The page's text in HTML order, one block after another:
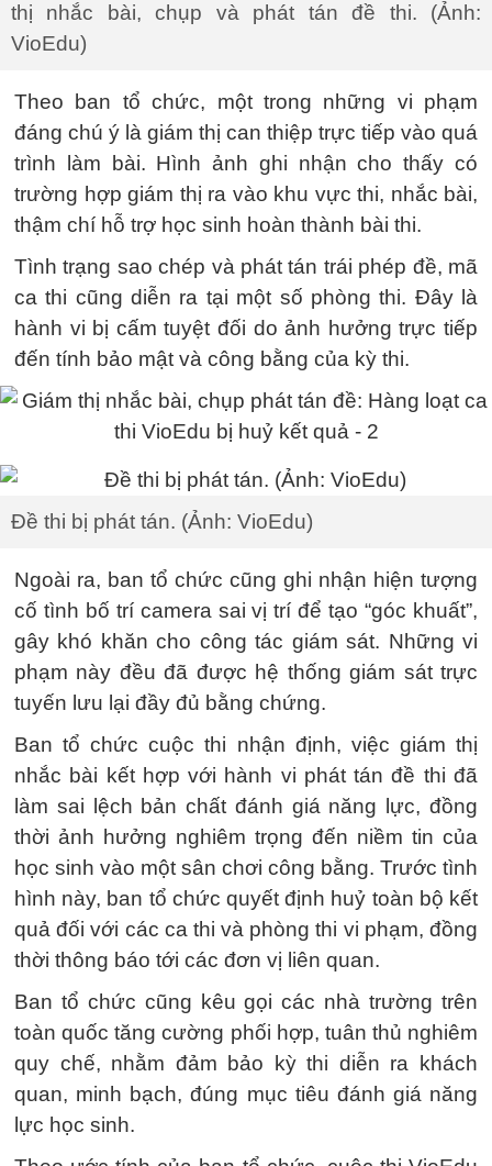
thị nhắc bài, chụp và phát tán đề thi. (Ảnh:
VioEdu)
Theo ban tổ chức, một trong những vi phạm
đáng chú ý là giám thị can thiệp trực tiếp vào quá
trình làm bài. Hình ảnh ghi nhận cho thấy có
trường hợp giám thị ra vào khu vực thi, nhắc bài,
thậm chí hỗ trợ học sinh hoàn thành bài thi.
Tình trạng sao chép và phát tán trái phép đề, mã
ca thi cũng diễn ra tại một số phòng thi. Đây là
hành vi bị cấm tuyệt đối do ảnh hưởng trực tiếp
đến tính bảo mật và công bằng của kỳ thi.
Đề thi bị phát tán. (Ảnh: VioEdu)
Ngoài ra, ban tổ chức cũng ghi nhận hiện tượng
cố tình bố trí camera sai vị trí để tạo “góc khuất”,
gây khó khăn cho công tác giám sát. Những vi
phạm này đều đã được hệ thống giám sát trực
tuyến lưu lại đầy đủ bằng chứng.
Ban tổ chức cuộc thi nhận định, việc giám thị
nhắc bài kết hợp với hành vi phát tán đề thi đã
làm sai lệch bản chất đánh giá năng lực, đồng
thời ảnh hưởng nghiêm trọng đến niềm tin của
học sinh vào một sân chơi công bằng. Trước tình
hình này, ban tổ chức quyết định huỷ toàn bộ kết
quả đối với các ca thi và phòng thi vi phạm, đồng
thời thông báo tới các đơn vị liên quan.
Ban tổ chức cũng kêu gọi các nhà trường trên
toàn quốc tăng cường phối hợp, tuân thủ nghiêm
quy chế, nhằm đảm bảo kỳ thi diễn ra khách
quan, minh bạch, đúng mục tiêu đánh giá năng
lực học sinh.